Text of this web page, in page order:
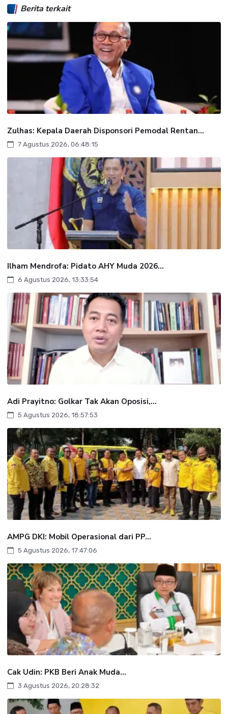
Berita terkait
Zulhas: Kepala Daerah Disponsori Pemodal Rentan...
7 Agustus 2026, 06:48:15
Ilham Mendrofa: Pidato AHY Muda 2026...
6 Agustus 2026, 13:33:54
Adi Prayitno: Golkar Tak Akan Oposisi,...
5 Agustus 2026, 18:57:53
AMPG DKI: Mobil Operasional dari PP...
5 Agustus 2026, 17:47:06
Cak Udin: PKB Beri Anak Muda...
3 Agustus 2026, 20:28:32